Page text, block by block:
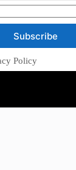
Subscribe
Policy